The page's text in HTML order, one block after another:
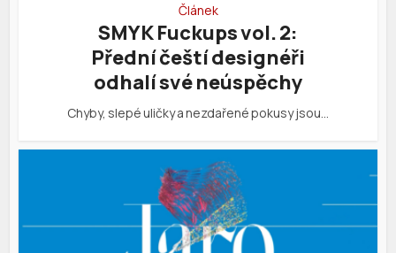
Článek
SMYK Fuckups vol. 2:
Přední čeští designéři
odhalí své neúspěchy
Chyby, slepé uličky a nezdařené pokusy jsou…